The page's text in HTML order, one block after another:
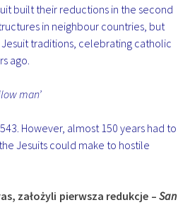
built their reductions in the second
in neighbour countries, but
traditions, celebrating catholic
ago.
man’
However, almost 150 years had to
Jesuits could make to hostile
założyli pierwsza redukcje – San